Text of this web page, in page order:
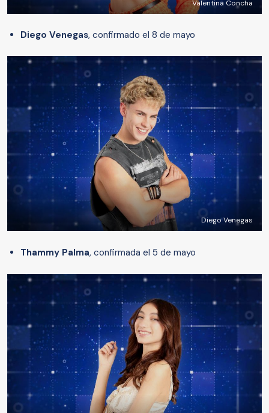
Valentina Concha
Diego Venegas, confirmado el 8 de mayo
Diego Venegas
Thammy Palma, confirmada el 5 de mayo